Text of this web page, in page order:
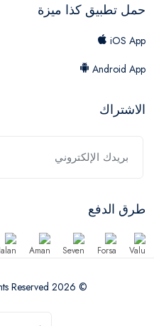
حمل تطبيق كذا ميزة
iOS App
Android App
الاشتراك
طرق الدفع
© 2026 Kza Meeza. All Rights Reserved